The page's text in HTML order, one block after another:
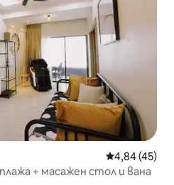
Средна
4,84 (45)
+ масажен стол и вана